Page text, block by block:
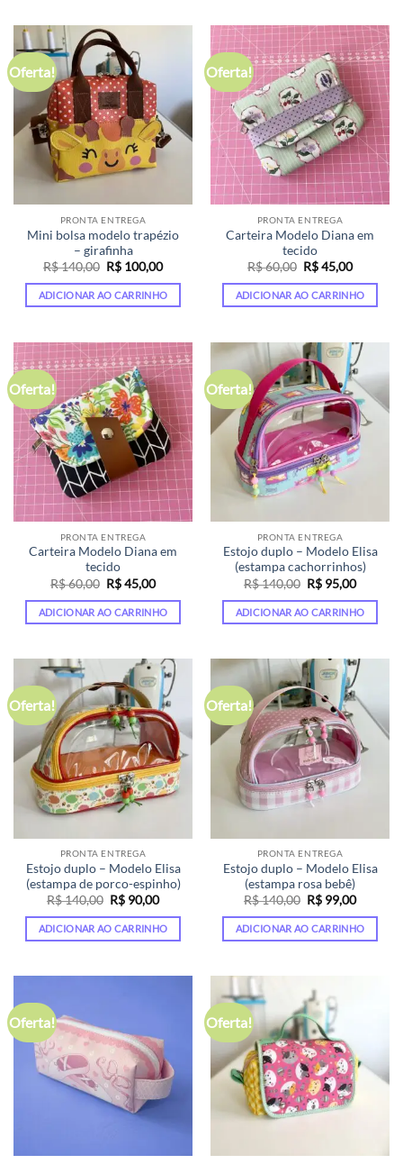
Oferta!
PRONTA ENTREGA
Mini bolsa modelo trapézio
– girafinha
R$140,00 O
preço
original
era:
R$ 100,00O
atual
é:
ADICIONAR AO CARRINHO
Oferta!
PRONTA ENTREGA
Carteira Modelo Diana em
tecido
R$60,00 O
preço
original
era:
R$45,00O
atual
é:
ADICIONAR AO CARRINHO
Oferta!
PRONTA ENTREGA
Carteira Modelo Diana em
tecido
R$60,00 O
preço
original
era:
R$45,00O
atual
é:
ADICIONAR AO CARRINHO
Oferta!
PRONTA ENTREGA
Estojo duplo – Modelo Elisa
(estampa cachorrinhos)
R$140,00 O
preço
original
era:
R$ 95,00O
atual
é:
ADICIONAR AO CARRINHO
Oferta!
PRONTA ENTREGA
Estojo duplo – Modelo Elisa
(estampa de porco-espinho)
R$140,00 O
preço
original
era:
R$ 140,00.
R$ 90,00O
atual
é:
R$ 90,00.
ADICIONAR AO CARRINHO
Oferta!
PRONTA ENTREGA
Estojo duplo – Modelo Elisa
(estampa rosa bebê)
R$140,00 O
preço
original
era:
R$ 140,00.
R$ 99,00O
atual
é:
R$
ADICIONAR AO CARRINHO
Oferta! Oferta!